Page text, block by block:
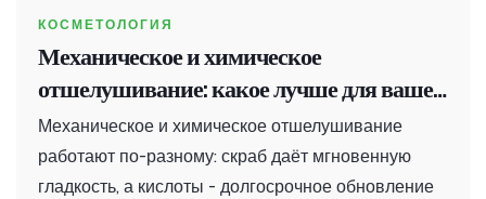
КОСМЕТОЛОГИЯ
Механическое и химическое
отшелушивание: какое лучше для вашей
кожи
Механическое и химическое отшелушивание
работают по-разному: скраб даёт мгновенную
гладкость, а кислоты - долгосрочное обновление